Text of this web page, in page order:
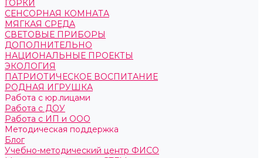
ГОРКИ
СЕНСОРНАЯ КОМНАТА
МЯГКАЯ СРЕДА
СВЕТОВЫЕ ПРИБОРЫ
ДОПОЛНИТЕЛЬНО
НАЦИОНАЛЬНЫЕ ПРОЕКТЫ
ЭКОЛОГИЯ
ПАТРИОТИЧЕСКОЕ ВОСПИТАНИЕ
РОДНАЯ ИГРУШКА
Работа с юр.лицами
Работа с ДОУ
Работа с ИП и ООО
Методическая поддержка
Блог
Учебно-методический центр ФИСО